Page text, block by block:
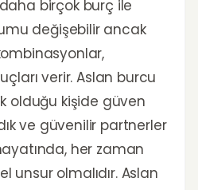
birçok burç ile
değişebilir ancak
verir. Aslan burcu
olduğu kişide güven
ve güvenilir partnerler
her zaman
unsur olmalıdır. Aslan